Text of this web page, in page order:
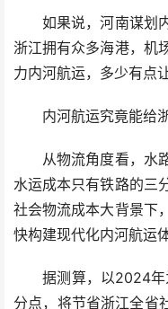
如果说，河南谋划内
浙江拥有众多海港，机
力内河航运，多少有点
内河航运究竟能给浙
从物流角度看，水路
水运成本只有铁路的三
社会物流成本大背景下
快构建现代化内河航运
据测算，以2024年
分点，将节省浙江全省